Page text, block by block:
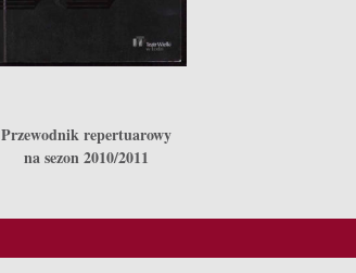
Przewodnik repertuarowy
na sezon 2010/2011